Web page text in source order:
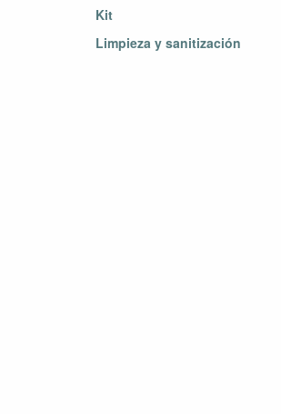
Kit
Limpieza y sanitización